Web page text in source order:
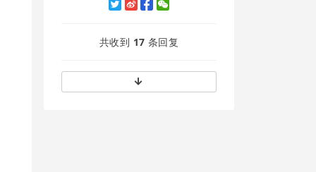
共收到 17 条回复